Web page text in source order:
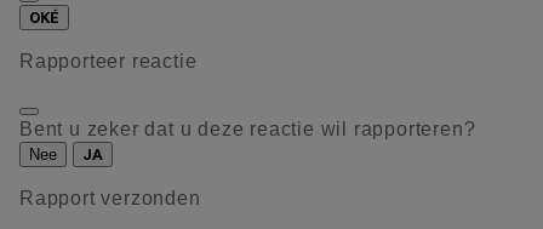
OKÉ
Rapporteer reactie
Bent u zeker dat u deze reactie wil rapporteren?
Nee JA
Rapport verzonden